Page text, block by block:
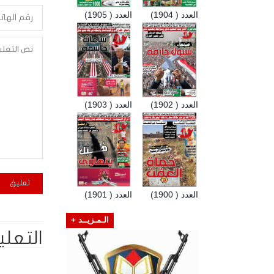
العدد ( 1905) العدد ( 1904)
العدد ( 1903) العدد ( 1902)
العدد ( 1901) العدد ( 1900)
الـمـزيــد +